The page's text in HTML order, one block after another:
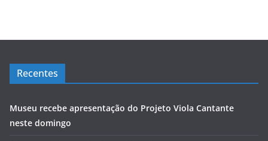
Recentes
Museu recebe apresentação do Projeto Viola Cantante
neste domingo